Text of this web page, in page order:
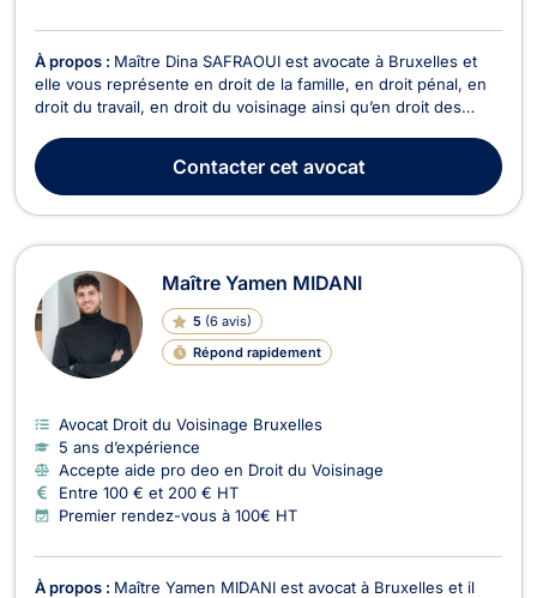
À propos : Maître Dina SAFRAOUI est avocate à Bruxelles et
elle vous représente en droit de la famille, en droit pénal, en
droit du travail, en droit du voisinage ainsi qu’en droit des
SAFRAOUI conseille et représente ses clients dans les affaires
relatives au divorce...Contactercet avocat
Maître Yamen MIDANI
5 (6 avis)
Répond rapidement
Avocat Droit du Voisinage Bruxelles
5 ans d’expérience
Accepte aide pro deo en Droit du Voisinage
Entre 100 € et 200 € HT
Premier rendez-vous à 100€ HT
À propos : Maître Yamen MIDANI est avocat à Bruxelles et il